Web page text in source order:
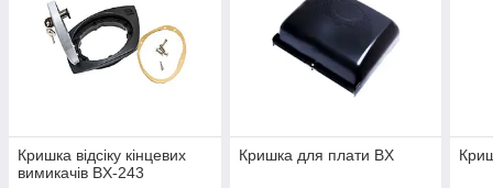
Кришка відсіку кінцевих
вимикачів BX-243
Кришка для плати BX